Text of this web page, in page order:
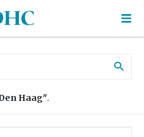
Haag".